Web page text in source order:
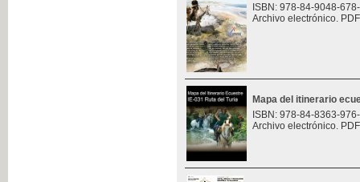
ISBN: 978-84-9048-
Archivo electrónico.
Mapa del itinerario
ISBN: 978-84-8363-
Archivo electrónico.